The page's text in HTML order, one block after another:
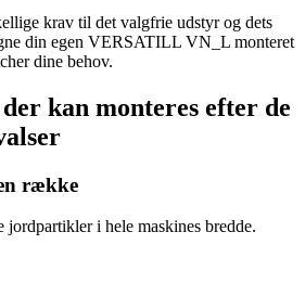
krav til det valgfrie udstyr og dets
din egen VERSATILL VN_L monteret
dine behov.
kan monteres efter de
række
jordpartikler i hele maskines bredde.